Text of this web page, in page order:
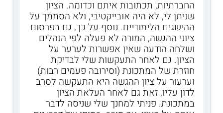
החברתיות, תכתובות איתם וכדומה. הציון
שניתן לי, לא היה אובייקטיבי, ולא הסתמך על
ההישגים הלימודיים. נוסף על כך, גם בפרסום
ציוני ההגשה, המורה לא פעלה לפי הנהלים
ושלחה הודעה שאין אפשרות לערער על
הציון. גם לאחר התעקשות שלי לבדיקת
חוזרת של המתכונת (וסירובה פעמים רבות)
וערעור על ציון ההגשה היא התעקשה לסרב
לדון עליו, זאת גם לאחר העלאת הציון
במתכונת. פניתי למחנך שלי שניסה לדבר